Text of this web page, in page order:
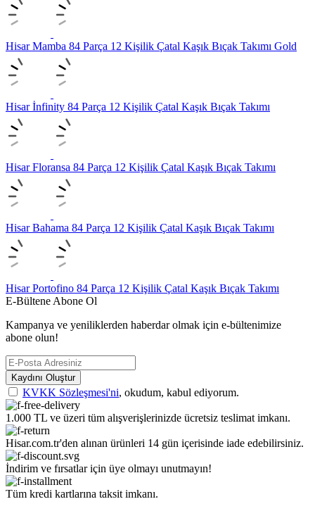
Hisar Mamba 84 Parça 12 Kişilik Çatal Kaşık Bıçak Takımı Gold
Hisar İnfinity 84 Parça 12 Kişilik Çatal Kaşık Bıçak Takımı
Hisar Floransa 84 Parça 12 Kişilik Çatal Kaşık Bıçak Takımı
Hisar Bahama 84 Parça 12 Kişilik Çatal Kaşık Bıçak Takımı
Hisar Portofino 84 Parça 12 Kişilik Çatal Kaşık Bıçak Takımı
E-Bültene Abone Ol
Kampanya ve yeniliklerden haberdar olmak için e-bültenimize
abone olun!
Kaydını Oluştur
KVKK Sözleşmesi'ni, okudum, kabul ediyorum.
1.000 TL ve üzeri tüm alışverişlerinizde ücretsiz teslimat imkanı.
Hisar.com.tr'den alınan ürünleri 14 gün içerisinde iade edebilirsiniz.
İndirim ve fırsatlar için üye olmayı unutmayın!
Tüm kredi kartlarına taksit imkanı.